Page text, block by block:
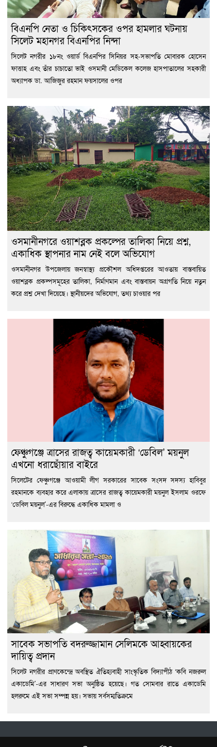
বিএনপি নেতা ও চিকিৎসকের ওপর হামলার ঘটনায়
সিলেট মহানগর বিএনপির নিন্দা
সিলেট নগরীর ১৮নং ওয়ার্ড বিএনপির সিনিয়র সহ-সভাপতি মোবারক হোসেন
ফাত্তাহ এবং তাঁর চাচাতো ভাই ওসমানী মেডিকেল কলেজ হাসপাতালের সহকারী
অধ্যাপক ডা. আজিজুর রহমান ফয়সালের ওপর
ওসমানীনগরে ওয়াশব্লক প্রকল্পের তালিকা নিয়ে প্রশ্ন,
একাধিক স্থাপনার নাম নেই বলে অভিযোগ
ওসমানীনগর উপজেলায় জনস্বাস্থ্য প্রকৌশল অধিদপ্তরের আওতায় বাস্তবায়িত
ওয়াশব্লক প্রকল্পসমূহের তালিকা, নির্মাণমান এবং বাস্তবায়ন অগ্রগতি নিয়ে নতুন
করে প্রশ্ন দেখা দিয়েছে। স্থানীয়দের অভিযোগ, তথ্য চাওয়ার পর
ফেঞ্চুগঞ্জে ত্রাসের রাজত্ব কায়েমকারী ‘ডেবিল’ ময়নুল
এখনো ধরাছোঁয়ার বাইরে
সিলেটের ফেঞ্চুগঞ্জে আওয়ামী লীগ সরকারের সাবেক সংসদ সদস্য হাবিবুর
রহমানকে ব্যবহার করে এলাকায় ত্রাসের রাজত্ব কায়েমকারী ময়নুল ইসলাম ওরফে
‘ডেবিল ময়নুল’-এর বিরুদ্ধে একাধিক মামলা ও
সাবেক সভাপতি বদরুজ্জামান সেলিমকে আহ্বায়কের
দায়িত্ব প্রদান
সিলেট নগরীর প্রাণকেন্দ্রে অবস্থিত ঐতিহ্যবাহী সাংস্কৃতিক বিদ্যাপীঠ ‘কবি নজরুল
একাডেমি’-এর সাধারণ সভা অনুষ্ঠিত হয়েছে। গত সোমবার রাতে একাডেমি
হলরুমে এই সভা সম্পন্ন হয়। সভায় সর্বসম্মতিক্রমে